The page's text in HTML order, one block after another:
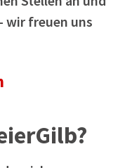
wir freuen uns